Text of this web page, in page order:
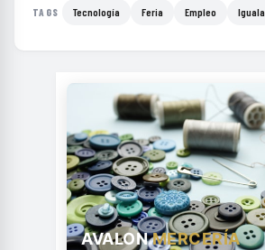
TAGS Tecnología Feria Empleo Iguala
AVALONMERCERÍA